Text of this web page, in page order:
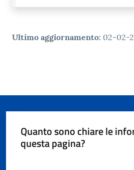
Ultimo aggiornamento: 02-02-
Quanto sono chiare le
questa pagina?